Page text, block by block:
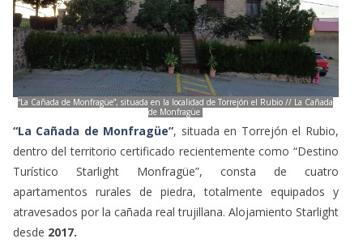
“La Cañada de Monfragüe”, situada en la localidad de Torrejón el Rubio // La Cañada
de Monfragüe
“La Cañada de Monfragüe”, situada en Torrejón el Rubio,
dentro del territorio certificado recientemente como “Destino
Turístico Starlight Monfragüe”, consta de cuatro
apartamentos rurales de piedra, totalmente equipados y
atravesados por la cañada real trujillana. Alojamiento Starlight
desde 2017.